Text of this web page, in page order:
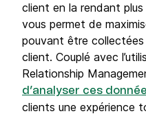
client en la rendant plus
vous permet de
pouvant être
client. Couplé avec
Relationship
d’analyser ces
clients une expérience